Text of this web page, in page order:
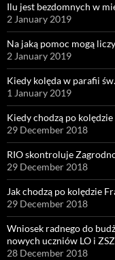
Ilu jest bezdomnych w
2 January 2019
Na jaką pomoc mogą
2 January 2019
Kiedy kolęda w parafii
1 January 2019
Kiedy chodzą po kolędzie
29 December 2018
RIO skontroluje
29 December 2018
Jak chodzą po kolędzie
29 December 2018
Wniosek radnego do
nowych uczniów LO i
28 December 2018